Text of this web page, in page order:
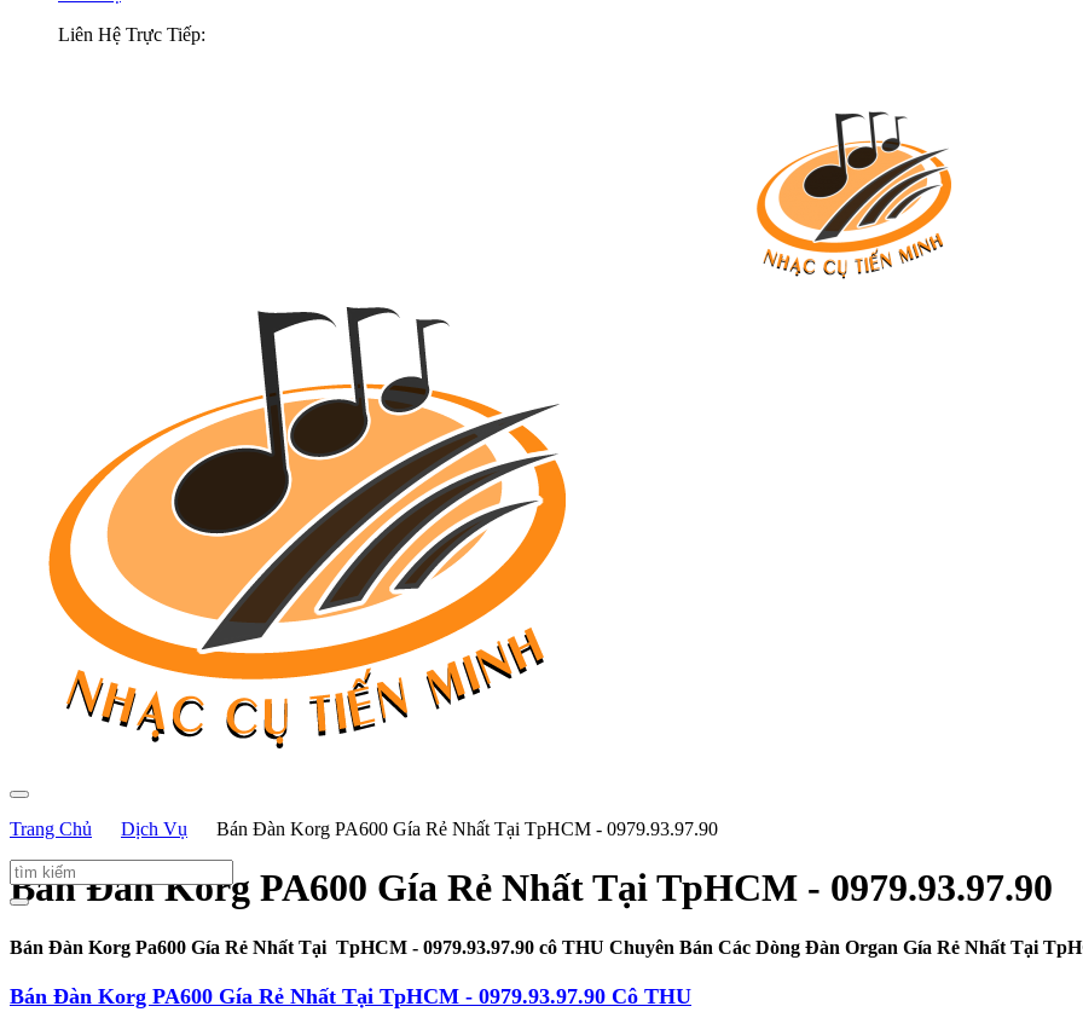
Liên Hệ Trực Tiếp:
Trang Chủ Dịch Vụ Bán Đàn Korg PA600 Gía Rẻ Nhất Tại TpHCM - 0979.93.97.90
Bán Đàn Korg PA600 Gía Rẻ Nhất Tại TpHCM - 0979.93.97.90
Bán Đàn Korg Pa600 Gía Rẻ Nhất Tại TpHCM - 0979.93.97.90 cô THU Chuyên Bán Các Dòng Đàn Organ Gía Rẻ Nhất Tại
Bán Đàn Korg PA600 Gía Rẻ Nhất Tại TpHCM - 0979.93.97.90 Cô THU